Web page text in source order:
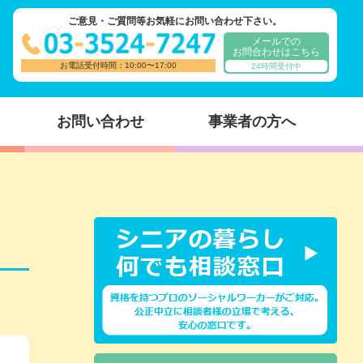
ご意見・ご質問等お気軽にお問い合わせ下さい。
お電話受付時間：10:00〜17:00
メールでの
お問合わせはこちら
24時間受付中
お問い合わせ 事業者の方へ